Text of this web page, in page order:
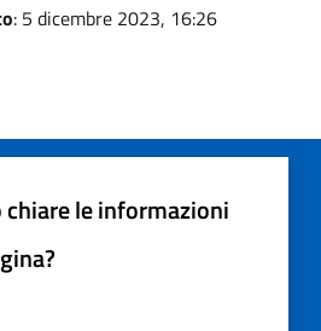
: 5 dicembre 2023, 16:26
chiare le informazioni